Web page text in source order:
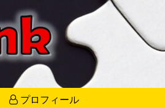
プロフィール